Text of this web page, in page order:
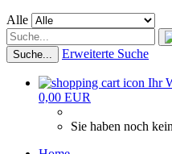
Alle
Suche... Erweiterte Suche
Ihr
0,00 EUR
Sie haben noch